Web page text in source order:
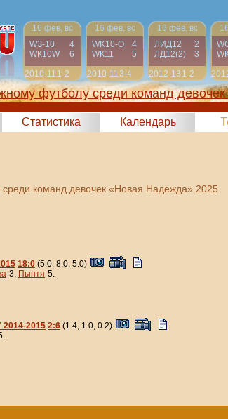
16 фев, вс
WЗ-10
4
WК10W
6
2010-11 1-2
16 фев, вс
WK10-О
4
WК11
5
2010-113-4
16 фев, вс
ЛИД12
2
ЛД12(2)
3
2012-13 1-2
футболу среди команд
Статистика Календарь
команд девочек «Новая Надежда» 2025
18:0 (5:0, 8:0, 5:0)
-3, Пынтя-5.
2015 2:6 (1:4, 1:0, 0:2)